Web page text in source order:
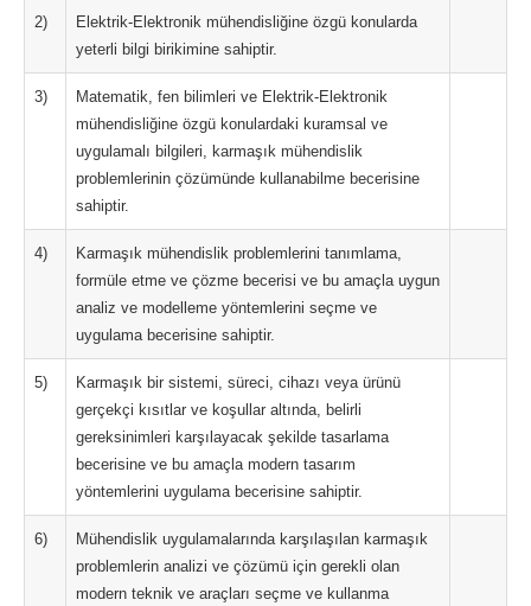
2)
Elektrik-Elektronik mühendisliğine özgü konularda
yeterli bilgi birikimine sahiptir.
3)
Matematik, fen bilimleri ve Elektrik-Elektronik
mühendisliğine özgü konulardaki kuramsal ve
uygulamalı bilgileri, karmaşık mühendislik
problemlerinin çözümünde kullanabilme becerisine
sahiptir.
4)
Karmaşık mühendislik problemlerini tanımlama,
formüle etme ve çözme becerisi ve bu amaçla uygun
analiz ve modelleme yöntemlerini seçme ve
uygulama becerisine sahiptir.
5)
Karmaşık bir sistemi, süreci, cihazı veya ürünü
gerçekçi kısıtlar ve koşullar altında, belirli
gereksinimleri karşılayacak şekilde tasarlama
becerisine ve bu amaçla modern tasarım
yöntemlerini uygulama becerisine sahiptir.
6)
Mühendislik uygulamalarında karşılaşılan karmaşık
problemlerin analizi ve çözümü için gerekli olan
modern teknik ve araçları seçme ve kullanma